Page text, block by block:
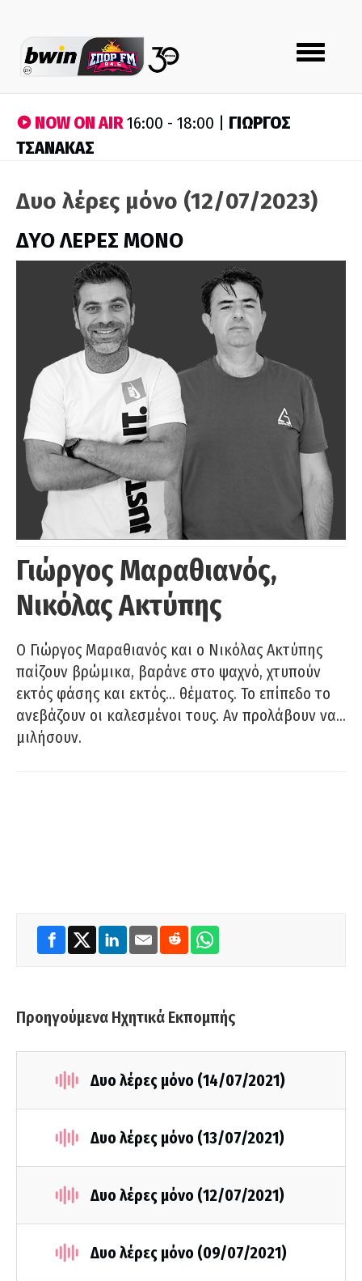
Toggle
navigation
NOW ON AIR16:00 - 18:00 | ΓΙΩΡΓΟΣ
ΤΣΑΝΑΚΑΣ
Δυο λέρες μόνο (12/07/2023)
ΔΥΟ ΛΕΡΕΣ ΜΟΝΟ
Γιώργος Μαραθιανός,
Νικόλας Ακτύπης
Ο Γιώργος Μαραθιανός και ο Νικόλας Ακτύπης
παίζουν βρώμικα, βαράνε στο ψαχνό, χτυπούν
εκτός φάσης και εκτός… θέματος. Το επίπεδο το
ανεβάζουν οι καλεσμένοι τους. Αν προλάβουν να…
μιλήσουν.
Προηγούμενα Ηχητικά Εκπομπής
Δυο λέρες μόνο (14/07/2021)
Δυο λέρες μόνο (13/07/2021)
Δυο λέρες μόνο (12/07/2021)
Δυο λέρες μόνο (09/07/2021)